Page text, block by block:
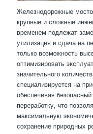
Железнодорожные
крупные и сложные
временем подлежат
утилизация и сдача на
только возможность
оптимизировать
значительного
специализируется на
обеспечивая
переработку, что
максимальную
сохранение природных